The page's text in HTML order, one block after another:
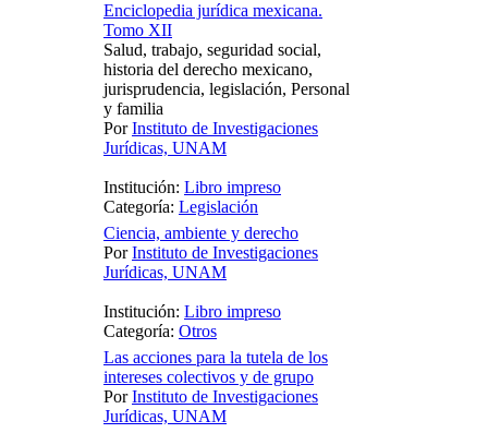
Enciclopedia jurídica mexicana.
Tomo XII
Salud, trabajo, seguridad social,
historia del derecho mexicano,
jurisprudencia, legislación, Personal
y familia
PorInstituto de Investigaciones
Jurídicas, UNAM
Institución: Libro impreso
Categoría: Legislación
Ciencia, ambiente y derecho
PorInstituto de Investigaciones
Jurídicas, UNAM
Institución: Libro impreso
Categoría: Otros
Las acciones para la tutela de los
intereses colectivos y de grupo
PorInstituto de Investigaciones
Jurídicas, UNAM